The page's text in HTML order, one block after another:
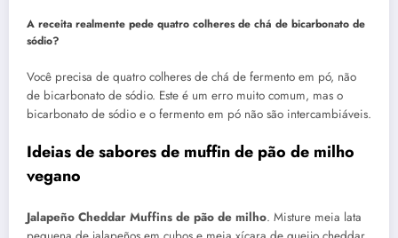
A receita realmente pede quatro colheres de chá de bicarbonato de
sódio?
Você precisa de quatro colheres de chá de fermento em pó, não
de bicarbonato de sódio. Este é um erro muito comum, mas o
bicarbonato de sódio e o fermento em pó não são intercambiáveis.
Ideias de sabores de muffin de pão de milho
vegano
Jalapeño Cheddar Muffins de pão de milho. Misture meia lata